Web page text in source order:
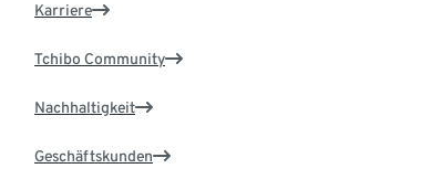
Karriere
Tchibo Community
Nachhaltigkeit
Geschäftskunden